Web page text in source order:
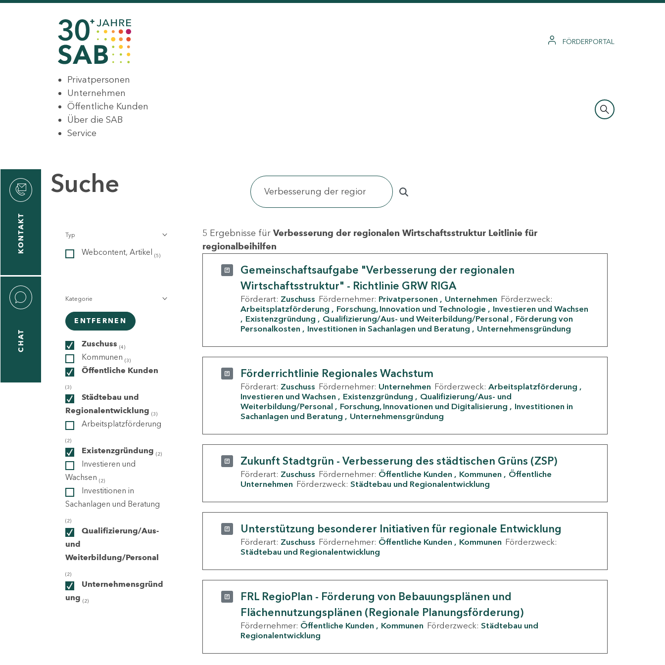
FÖRDERPORTAL
Privatpersonen
Unternehmen
Öffentliche Kunden
Über die SAB
Service
KONTAKT
CHAT
Suche
Typ
Webcontent, Artikel (5)
Kategorie
ENTFERNEN
Zuschuss (4)
Kommunen (3)
Öffentliche Kunden
(3)
Städtebau und
Regionalentwicklung (3)
Arbeitsplatzförderung
(2)
Existenzgründung (2)
Investieren und
Wachsen (2)
Investitionen in
Sachanlagen und Beratung
(2)
Qualifizierung/Aus-
und
Weiterbildung/Personal
(2)
Unternehmensgründ
ung (2)
5 Ergebnisse für Verbesserung der regionalen Wirtschaftsstruktur Leitlinie für
regionalbeihilfen
Gemeinschaftsaufgabe "Verbesserung der regionalen
Wirtschaftsstruktur" - Richtlinie GRW RIGA
Förderart: Zuschuss Fördernehmer: Privatpersonen Unternehmen Förderzweck:
Arbeitsplatzförderung
Forschung, Innovation und Technologie
Investieren und Wachsen
Existenzgründung
Qualifizierung/Aus- und Weiterbildung/Personal
Förderung von
Personalkosten
Investitionen in Sachanlagen und Beratung Unternehmensgründung
Förderrichtlinie Regionales Wachstum
Förderart: Zuschuss Fördernehmer: Unternehmen Förderzweck: Arbeitsplatzförderung
Investieren und Wachsen
Existenzgründung
Qualifizierung/Aus- und
Weiterbildung/Personal
Forschung, Innovationen und Digitalisierung
Investitionen in
Sachanlagen und Beratung
Unternehmensgründung
Zukunft Stadtgrün - Verbesserung des städtischen Grüns (ZSP)
Förderart: Zuschuss Fördernehmer: Öffentliche Kunden Kommunen
Öffentliche
Unternehmen Förderzweck: Städtebau und Regionalentwicklung
Unterstützung besonderer Initiativen für regionale Entwicklung
Förderart: Zuschuss Fördernehmer: Öffentliche Kunden Kommunen Förderzweck:
Städtebau und Regionalentwicklung
FRL RegioPlan - Förderung von Bebauungsplänen und
Flächennutzungsplänen (Regionale Planungsförderung)
Fördernehmer: Öffentliche Kunden Kommunen Förderzweck: Städtebau und
Regionalentwicklung